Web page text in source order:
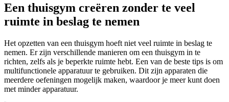
Een thuisgym creëren zonder te veel
ruimte in beslag te nemen
Het opzetten van een thuisgym hoeft niet veel ruimte in beslag te
nemen. Er zijn verschillende manieren om een ​​thuisgym in te
richten, zelfs als je beperkte ruimte hebt. Een van de beste tips is om
multifunctionele apparatuur te gebruiken. Dit zijn apparaten die
meerdere oefeningen mogelijk maken, waardoor je meer kunt doen
met minder apparatuur.